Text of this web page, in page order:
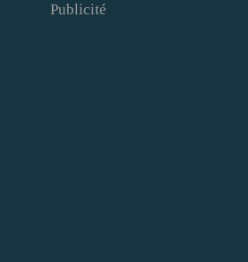
Publicité